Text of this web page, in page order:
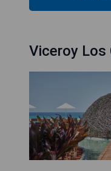
Viceroy Los